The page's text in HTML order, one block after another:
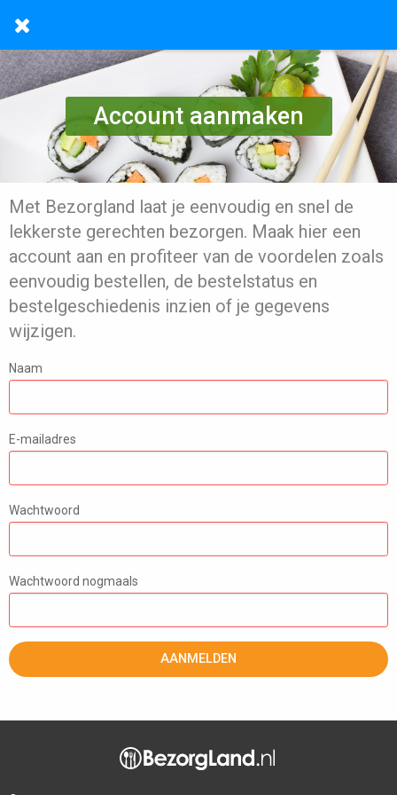
Account aanmaken
Met Bezorgland laat je eenvoudig en snel de
lekkerste gerechten bezorgen. Maak hier een
account aan en profiteer van de voordelen zoals
eenvoudig bestellen, de bestelstatus en
bestelgeschiedenis inzien of je gegevens
wijzigen.
Naam
E-mailadres
Wachtwoord
Wachtwoord nogmaals
AANMELDEN